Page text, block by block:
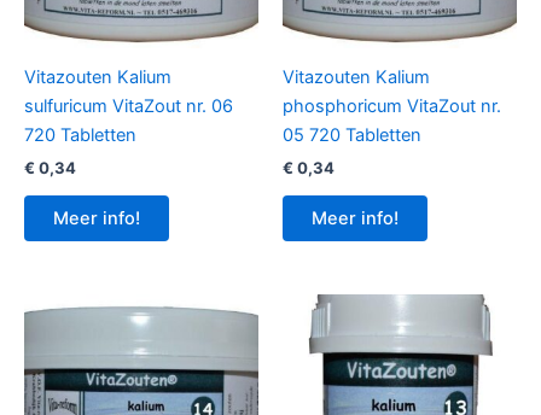
Vitazouten Kalium
sulfuricum VitaZout nr. 06
720 Tabletten
€ 0,34
Meer info!
Vitazouten Kalium
phosphoricum VitaZout nr.
05 720 Tabletten
€ 0,34
Meer info!